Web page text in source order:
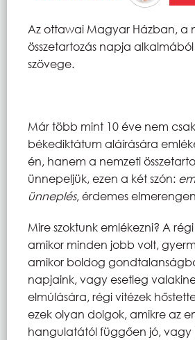
Az ottawai Magyar Házban, a
összetartozás napja
szövege.
Már több mint 10 éve nem
békediktátum aláírására
én, hanem a nemzeti
ünnepeljük, ezen a két szón:
ünneplés, érdemes
Mire szoktunk emlékezni? A
amikor minden jobb volt,
amikor boldog
napjaink, vagy esetleg
elmúlására, régi vitézek
ezek olyan dolgok, amikre az
hangulatától függően jó, vagy